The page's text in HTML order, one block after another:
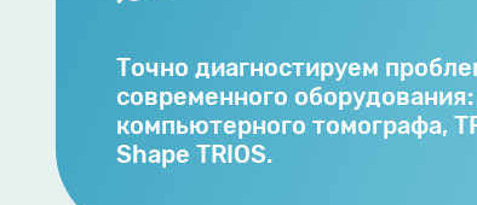
Точно диагностируем
современного
компьютерного томографа,
Shape TRIOS.